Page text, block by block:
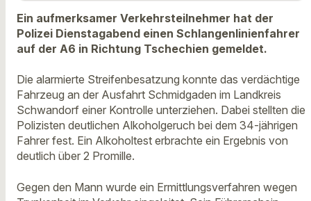
Ein aufmerksamer Verkehrsteilnehmer hat der
Polizei Dienstagabend einen Schlangenlinienfahrer
auf der A6 in Richtung Tschechien gemeldet.
Die alarmierte Streifenbesatzung konnte das verdächtige
Fahrzeug an der Ausfahrt Schmidgaden im Landkreis
Schwandorf einer Kontrolle unterziehen. Dabei stellten die
Polizisten deutlichen Alkoholgeruch bei dem 34-jährigen
Fahrer fest. Ein Alkoholtest erbrachte ein Ergebnis von
deutlich über 2 Promille.
Gegen den Mann wurde ein Ermittlungsverfahren wegen